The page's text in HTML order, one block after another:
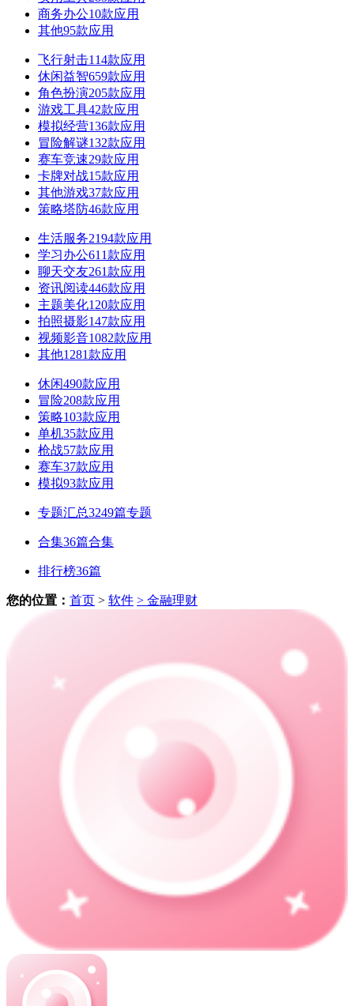
商务办公10款应用
其他95款应用
飞行射击114款应用
休闲益智659款应用
角色扮演205款应用
游戏工具42款应用
模拟经营136款应用
冒险解谜132款应用
赛车竞速29款应用
卡牌对战15款应用
其他游戏37款应用
策略塔防46款应用
生活服务2194款应用
学习办公611款应用
聊天交友261款应用
资讯阅读446款应用
主题美化120款应用
拍照摄影147款应用
视频影音1082款应用
其他1281款应用
休闲490款应用
冒险208款应用
策略103款应用
单机35款应用
枪战57款应用
赛车37款应用
模拟93款应用
专题汇总3249篇专题
合集36篇合集
排行榜36篇
您的位置： 首页 > 软件 > 金融理财